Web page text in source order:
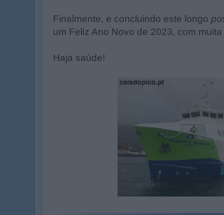
Finalmente, e concluindo este longo
um Feliz Ano Novo de 2023, com
Haja saúde!